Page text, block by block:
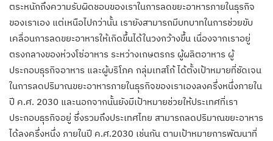
ตระหนักถึงความรับผิดชอบของเราในการลดขยะอาหารภายในธุรกิจ
ของเราเอง แต่เหนือไปกว่านั้น เรายังสามารถมีบทบาทในการช่วยขับ
เคลื่อนการลดขยะอาหารให้เกิดขึ้นได้ในวงกว้างขึ้น เนื่องจากเราอยู่
ตรงกลางของห่วงโซ่อาหาร ระหว่างเกษตรกร ผู้ผลิตอาหาร ผู้
ประกอบธุรกิจอาหาร และผู้บริโภค กลุ่มเทสโก้ ได้ตั้งเป้าหมายที่ชัดเจน
ในการลดปริมาณขยะอาหารภายในธุรกิจของเราเองลงครึ่งหนึ่งภายใน
ปี ค.ศ. 2030 และนอกจากนั้นยังมีเป้าหมายช่วยให้ประเทศที่เรา
ประกอบธุรกิจอยู่ ซึ่งรวมถึงประเทศไทย สามารถลดปริมาณขยะอาหาร
ได้ลงครึ่งหนึ่ง ภายในปี ค.ศ.2030 เช่นกัน ตามเป้าหมายการพัฒนาที่